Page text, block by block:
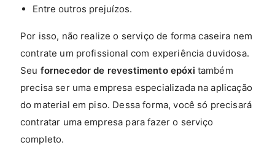
Entre outros prejuízos.
Por isso, não realize o serviço de forma caseira nem
contrate um profissional com experiência duvidosa.
Seu fornecedor de revestimento epóxi também
precisa ser uma empresa especializada na aplicação
do material em piso. Dessa forma, você só precisará
contratar uma empresa para fazer o serviço
completo.